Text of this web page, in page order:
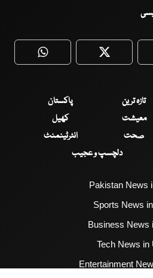
WhatsApp Twitter
تازہ ترین
پاکستان
معیشت
کھیل
صحت
انٹرٹینمنٹ
دلچسپ و عجیب
Pakistan News
Sports News
Business News
Tech News in
Entertainment